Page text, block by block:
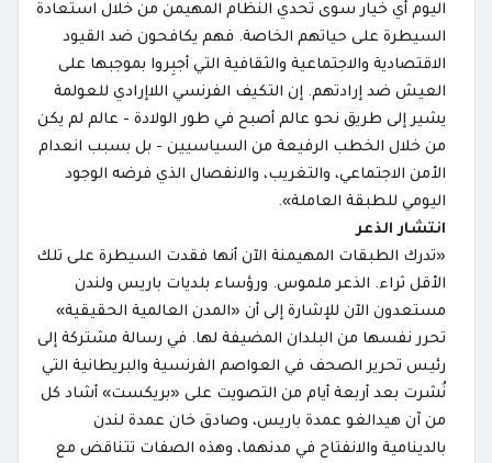
اليوم أي خيار سوى تحدي النظام المهيمن من خلال استعادة
السيطرة على حياتهم الخاصة. فهم يكافحون ضد القيود
الاقتصادية والاجتماعية والثقافية التي أجبِروا بموجبها على
العيش ضد إرادتهم. إن التكيف الفرنسي اللاإرادي للعولمة
يشير إلى طريق نحو عالم أصبح في طور الولادة - عالم لم يكن
من خلال الخطب الرفيعة من السياسيين - بل بسبب انعدام
الأمن الاجتماعي، والتغريب، والانفصال الذي فرضه الوجود
اليومي للطبقة العاملة».
انتشار الذعر
«تدرك الطبقات المهيمنة الآن أنها فقدت السيطرة على تلك
الأقل ثراء. الذعر ملموس. ورؤساء بلديات باريس ولندن
مستعدون الآن للإشارة إلى أن «المدن العالمية الحقيقية»
تحرر نفسها من البلدان المضيفة لها. في رسالة مشتركة إلى
رئيس تحرير الصحف في العواصم الفرنسية والبريطانية التي
نُشرت بعد أربعة أيام من التصويت على «بريكست» أشاد كل
من آن هيدالغو عمدة باريس، وصادق خان عمدة لندن
بالدينامية والانفتاح في مدنهما، وهذه الصفات تتناقض مع